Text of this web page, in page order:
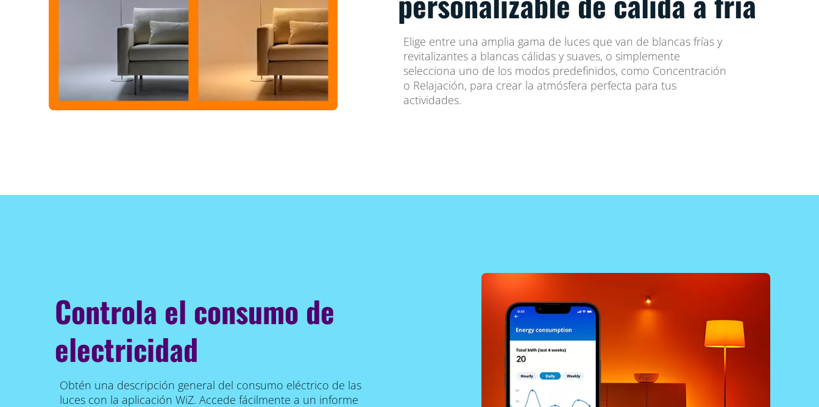
Elige entre una amplia gama de luces que van de blancas frías y
revitalizantes a blancas cálidas y suaves, o simplemente
selecciona uno de los modos predefinidos, como Concentración
o Relajación, para crear la atmósfera perfecta para tus
actividades.
Controla el consumo de
electricidad
Obtén una descripción general del consumo eléctrico de las
luces con la aplicación WiZ. Accede fácilmente a un informe